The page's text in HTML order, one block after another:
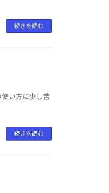
続きを読む
使い方に少し苦
続きを読む